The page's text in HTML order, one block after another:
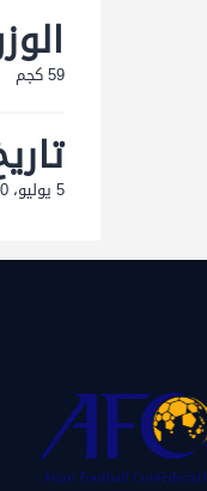
59 كجم
5 يوليو، 2010